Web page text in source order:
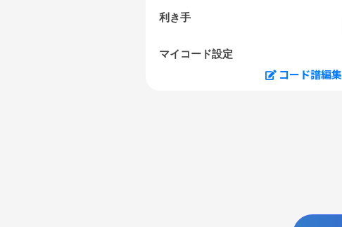
利き手
マイコード設定
コード譜編集